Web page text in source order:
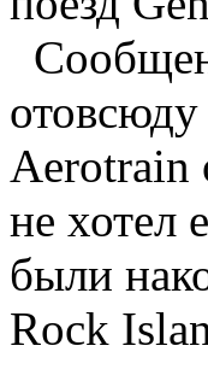
Aerotrain
не хотел
были
Rock